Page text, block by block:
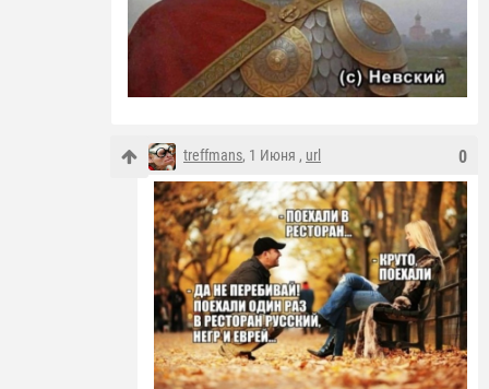
0
treffmans, 1 Июня , url